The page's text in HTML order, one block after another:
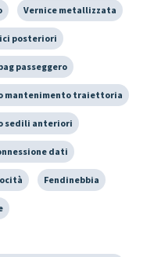
Vernice metallizzata
posteriori
passeggero
mantenimento traiettoria
sedili anteriori
dati
Fendinebbia